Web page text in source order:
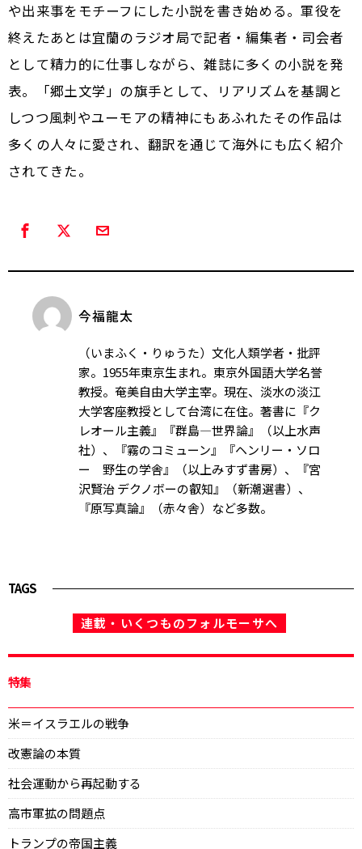
や出来事をモチーフにした小説を書き始める。軍役を
終えたあとは宜蘭のラジオ局で記者・編集者・司会者
として精力的に仕事しながら、雑誌に多くの小説を発
表。「郷土文学」の旗手として、リアリズムを基調と
しつつ風刺やユーモアの精神にもあふれたその作品は
多くの人々に愛され、翻訳を通じて海外にも広く紹介
されてきた。
今福龍太
（いまふく・りゅうた）文化人類学者・批評
家。1955年東京生まれ。東京外国語大学名誉
教授。奄美自由大学主宰。現在、淡水の淡江
大学客座教授として台湾に在住。著書に『ク
レオール主義』『群島―世界論』（以上水声
社）、『霧のコミューン』『ヘンリー・ソロ
ー 野生の学舎』（以上みすず書房）、『宮
沢賢治 デクノボーの叡知』（新潮選書）、
『原写真論』（赤々舎）など多数。
TAGS
連載・いくつものフォルモーサへ
特集
米＝イスラエルの戦争
改憲論の本質
社会運動から再起動する
高市軍拡の問題点
トランプの帝国主義